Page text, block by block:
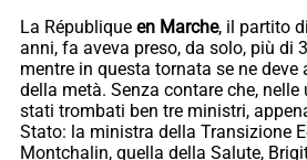
La République en Marche, il partito
anni, fa aveva preso, da solo, più di
mentre in questa tornata se ne
della metà. Senza contare che, nelle
stati trombati ben tre ministri,
Stato: la ministra della Transizione
Montchalin, quella della Salute,